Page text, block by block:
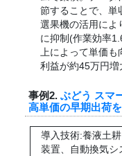
節することで、単
選果機の活用によ
に抑制(作業効率
上によって単価
利益が約45万円増
事例2.ぶどう スマ
高単価の早期出荷
導入技術:養液土
装置、自動換気シ